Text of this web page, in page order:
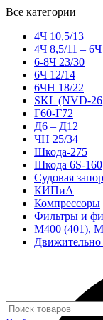
Все категории
4Ч 10,5/13
4Ч 8,5/11 – 6Ч
6-8Ч 23/30
6Ч 12/14
6ЧН 18/22
SKL (NVD-
Г60-Г72
Д6 – Д12
ЧН 25/34
Шкода-275
Шкода 6S-160
Судовая
КИПиА
Компрессоры
Фильтры и
М400 (401),